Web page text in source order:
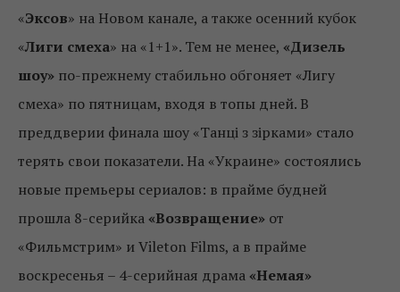
«Эксов» на Новом канале, а также осенний кубок
«Лиги смеха» на «1+1». Тем не менее, «Дизель
шоу» по-прежнему стабильно обгоняет «Лигу
смеха» по пятницам, входя в топы дней. В
преддверии финала шоу «Танці з зірками» стало
терять свои показатели. На «Украине» состоялись
новые премьеры сериалов: в прайме будней
прошла 8-серийка «Возвращение» от
«Фильмстрим» и Vileton Films, а в прайме
воскресенья – 4-серийная драма «Немая»